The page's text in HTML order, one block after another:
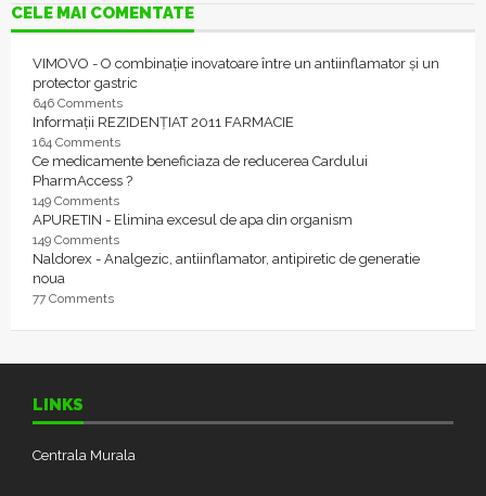
CELE MAI COMENTATE
VIMOVO - O combinație inovatoare între un antiinflamator și un
protector gastric
646 Comments
Informații REZIDENȚIAT 2011 FARMACIE
164 Comments
Ce medicamente beneficiaza de reducerea Cardului
PharmAccess ?
149 Comments
APURETIN - Elimina excesul de apa din organism
149 Comments
Naldorex - Analgezic, antiinflamator, antipiretic de generatie
noua
77 Comments
LINKS
Centrala Murala